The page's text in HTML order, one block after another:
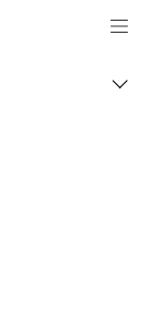
Canon Logo, back
Auf